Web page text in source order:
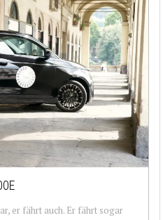
er fährt auch. Er fährt sogar